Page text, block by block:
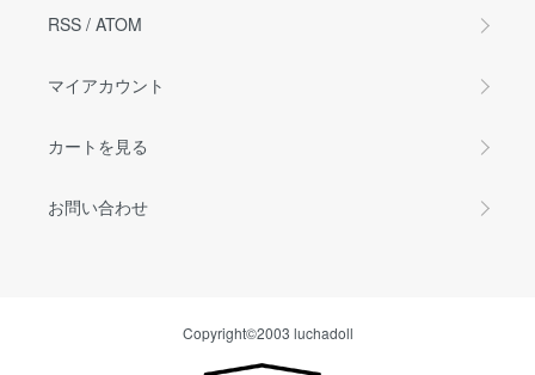
RSS / ATOM
マイアカウント
カートを見る
お問い合わせ
Copyright©2003 luchadoll